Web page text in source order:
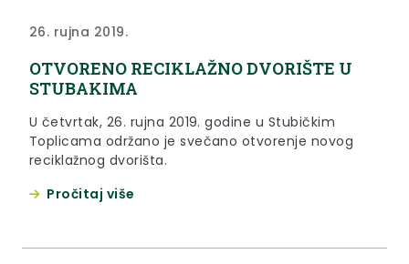
26. rujna 2019.
OTVORENO RECIKLAŽNO DVORIŠTE U
STUBAKIMA
U četvrtak, 26. rujna 2019. godine u Stubičkim
Toplicama održano je svečano otvorenje novog
reciklažnog dvorišta.
Pročitaj više